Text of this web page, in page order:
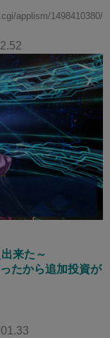
applism/1498410380/
来た～
たから追加投資が